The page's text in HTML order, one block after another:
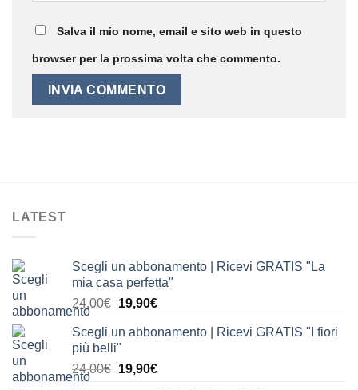
Salva il mio nome, email e sito web in questo
browser per la prossima volta che commento.
LATEST
Scegli un abbonamento | Ricevi GRATIS "La
mia casa perfetta"
24,00€ Il
originale
24,00€.
19,90€Il
attuale
19,90€.
Scegli un abbonamento | Ricevi GRATIS "I fiori
più belli"
24,00€ Il
19,90€Il